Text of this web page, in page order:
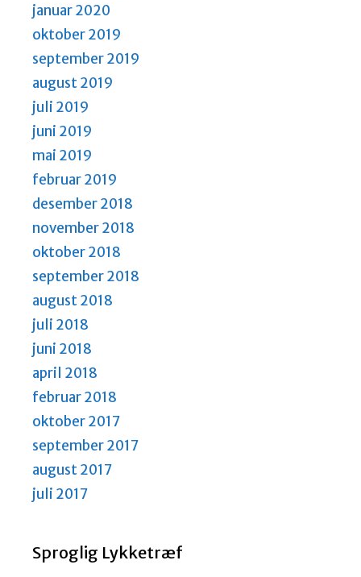
januar 2020
oktober 2019
september 2019
august 2019
juli 2019
juni 2019
mai 2019
februar 2019
desember 2018
november 2018
oktober 2018
september 2018
august 2018
juli 2018
juni 2018
april 2018
februar 2018
oktober 2017
september 2017
august 2017
juli 2017
Sproglig Lykketræf